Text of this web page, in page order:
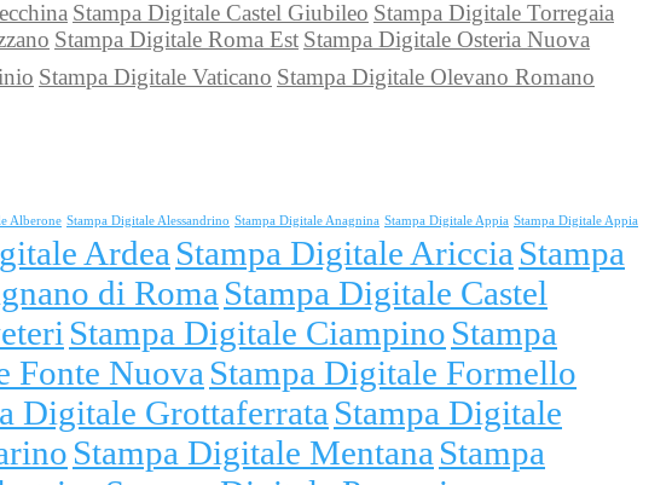
Stampa Digitale Castel Giubileo Stampa Digitale Torregaia
Stampa Digitale Roma Est Stampa Digitale Osteria Nuova
Stampa Digitale Vaticano Stampa Digitale Olevano Romano
Alberone Stampa Digitale Alessandrino Stampa Digitale Anagnina Stampa Digitale Appia Stampa Digitale Appia
Ardea Stampa Digitale Ariccia Stampa
di Roma Stampa Digitale Castel
Stampa Digitale Ciampino Stampa
Fonte Nuova Stampa Digitale Formello
Digitale Grottaferrata Stampa Digitale
Stampa Digitale Mentana Stampa